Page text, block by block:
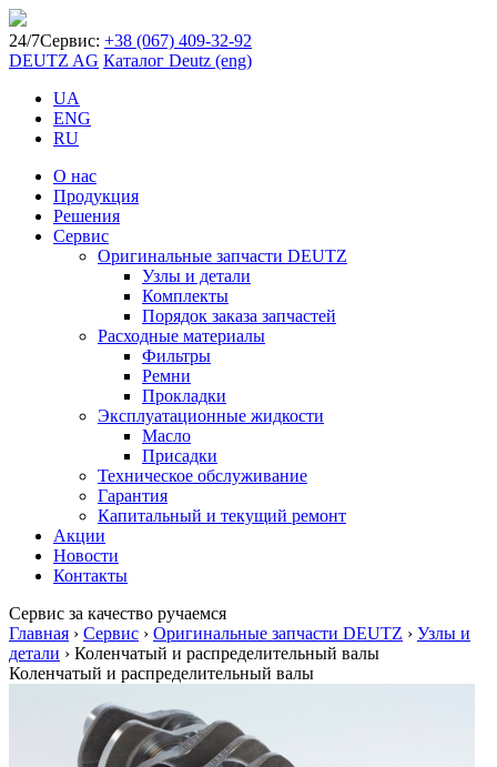
24/7Сервис: +38 (067) 409-32-92
DEUTZ AG Каталог Deutz (eng)
UA
ENG
RU
О нас
Продукция
Решения
Сервис
Оригинальные запчасти DEUTZ
Узлы и детали
Комплекты
Порядок заказа запчастей
Расходные материалы
Фильтры
Ремни
Прокладки
Эксплуатационные жидкости
Масло
Присадки
Техническое обслуживание
Гарантия
Капитальный и текущий ремонт
Акции
Новости
Контакты
Сервис за качество ручаемся
Главная › Сервис › Оригинальные запчасти DEUTZ › Узлы и
детали › Коленчатый и распределительный валы
Коленчатый и распределительный валы